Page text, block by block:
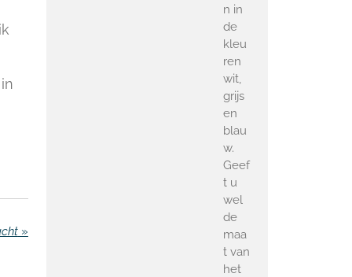
»
n in
de
kleu
ren
wit,
grijs
en
blau
w.
Geef
t u
wel
de
maa
t van
het